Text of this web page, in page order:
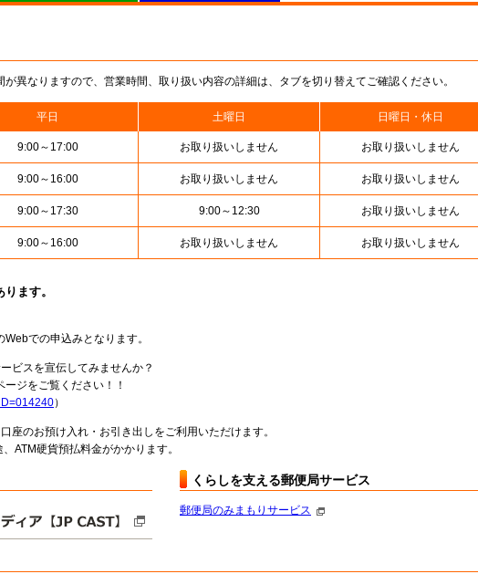
異なりますので、営業時間、取り扱い内容の詳細は、タブを切り替えてご確認ください。
平日 土曜日 日曜日・休日
9:00～17:00 お取り扱いしません お取り扱いしません
9:00～16:00 お取り扱いしません お取り扱いしません
9:00～17:30 9:00～12:30 お取り扱いしません
9:00～16:00 お取り扱いしません お取り扱いしません
ます。
での申込みとなります。
ビスを宣伝してみませんか？
ジをご覧ください！！
）
座のお預け入れ・お引き出しをご利用いただけます。
ATM硬貨預払料金がかかります。
くらしを支える郵便局サービス
郵便局のみまもりサービス